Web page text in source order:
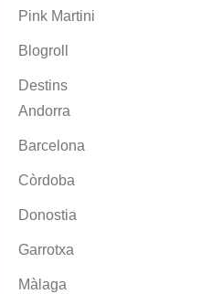
Pink Martini
Blogroll
Destins
Andorra
Barcelona
Còrdoba
Donostia
Garrotxa
Màlaga